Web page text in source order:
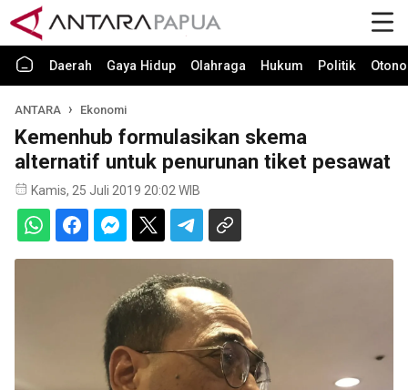
Daerah Gaya Hidup Olahraga Hukum Politik
ANTARA Ekonomi
Kemenhub formulasikan skema
alternatif untuk penurunan tiket pesawat
Kamis, 25 Juli 2019 20:02 WIB